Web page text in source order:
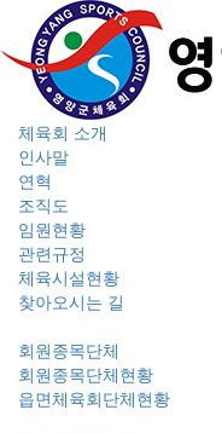
체육회 소개
인사말
연혁
조직도
임원현황
관련규정
체육시설현황
찾아오시는 길
회원종목단체
회원종목단체현황
읍면체육회단체현황